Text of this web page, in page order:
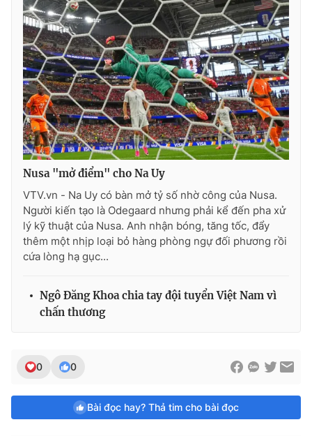
Nusa "mở điểm" cho Na Uy
VTV.vn - Na Uy có bàn mở tỷ số nhờ công của Nusa.
Người kiến tạo là Odegaard nhưng phải kể đến pha xử
lý kỹ thuật của Nusa. Anh nhận bóng, tăng tốc, đẩy
thêm một nhịp loại bỏ hàng phòng ngự đối phương rồi
cứa lòng hạ gục...
Ngô Đăng Khoa chia tay đội tuyển Việt Nam vì
chấn thương
0 0
Bài đọc hay? Thả tim cho bài đọc